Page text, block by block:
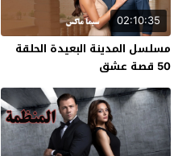
02:10:35
مسلسل المدينة البعيدة الحلقة
50 قصة عشق